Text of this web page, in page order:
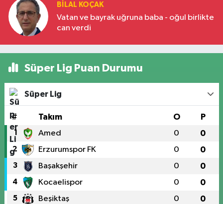
BILAL KOÇAK
Vatan ve bayrak uğruna baba - oğul birlikte
can verdi
Süper Lig Puan Durumu
Süper Lig
# Takım O P
1 Amed 0 0
2 Erzurumspor FK 0 0
3 Başakşehir 0 0
4 Kocaelispor 0 0
5 Beşiktaş 0 0